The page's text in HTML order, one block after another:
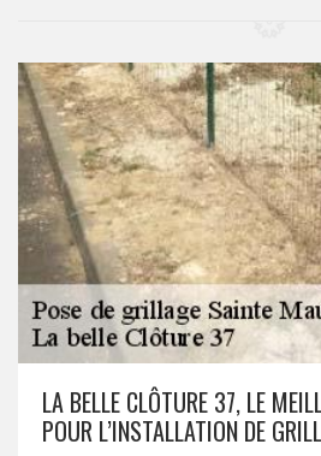
LA BELLE CLÔTURE 37, LE
POUR L’INSTALLATION DE